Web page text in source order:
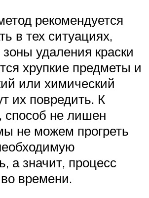
рекомендуется
в тех ситуациях,
зоны удаления краски
хрупкие предметы и
или химический
их повредить. К
способ не лишен
не можем прогреть
а значит, процесс
времени.